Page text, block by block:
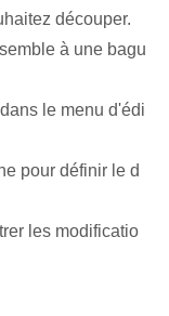
découper.
à une bagu
le menu d'édi
pour définir le d
les modificatio